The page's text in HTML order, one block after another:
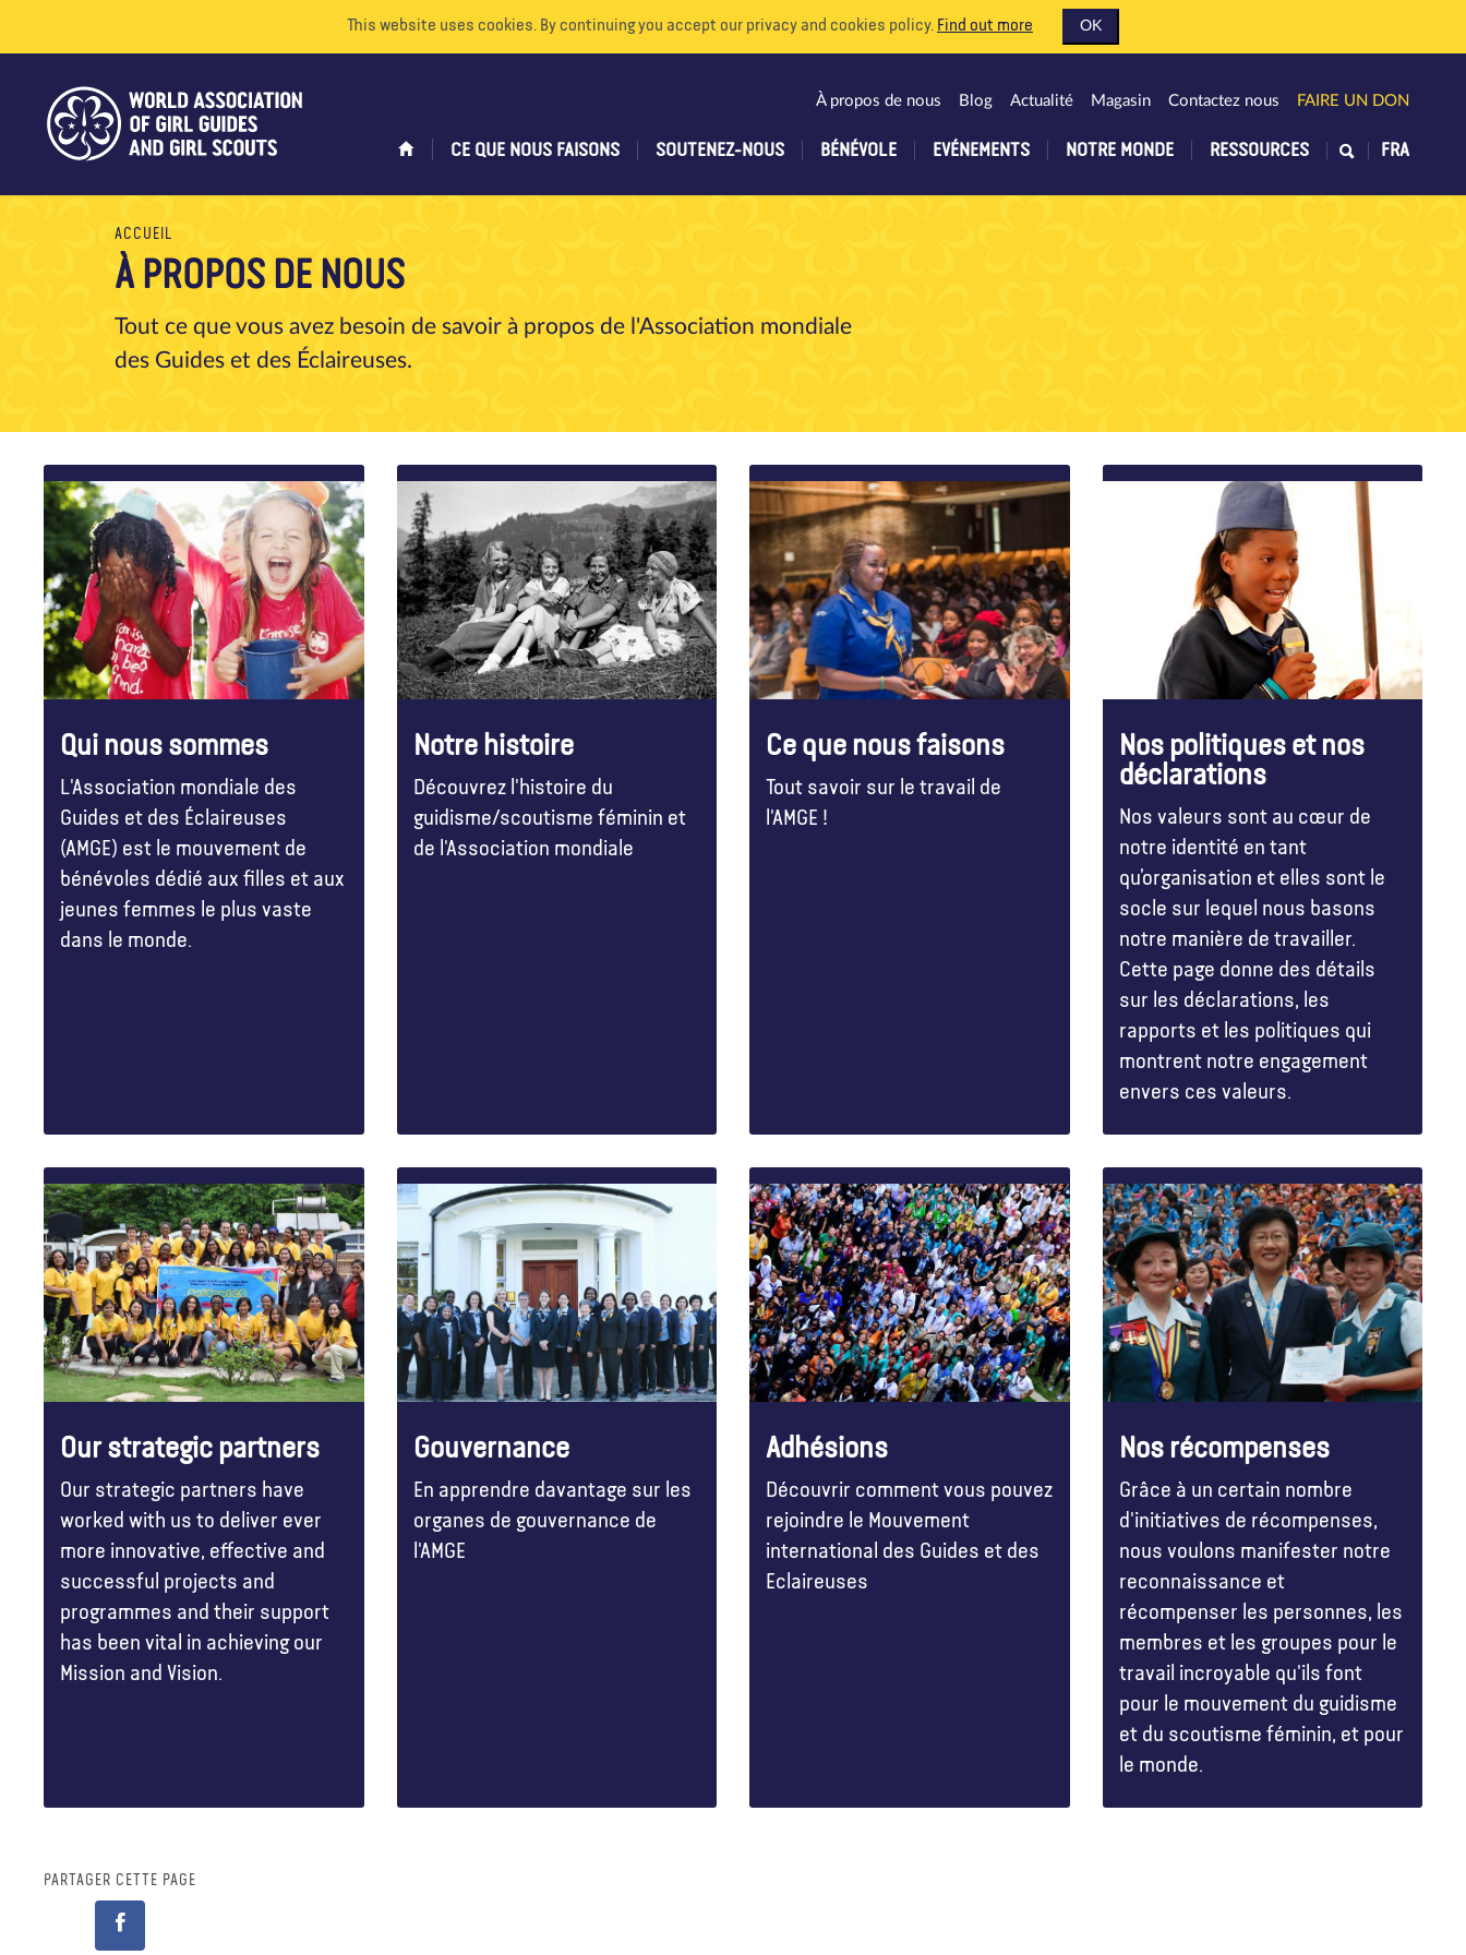
This website uses cookies. By continuing you accept our privacy and cookies policy. Find out more OK
CE QUE NOUS FAISONS SOUTENEZ-NOUS BÉNÉVOLE EVÉNEMENTS NOTRE MONDE RESSOURCES
À propos de nous Blog Actualité Magasin Contactez nous FAIRE UN DON
FRA
ACCUEIL
À PROPOS DE NOUS
Tout ce que vous avez besoin de savoir à propos de l'Association mondiale
des Guides et des Éclaireuses.
Qui nous sommes
L'Association mondiale des
Guides et des Éclaireuses
(AMGE) est le mouvement de
bénévoles dédié aux filles et aux
jeunes femmes le plus vaste
dans le monde.
Notre histoire
Découvrez l'histoire du
guidisme/scoutisme féminin et
de l'Association mondiale
Ce que nous faisons
Tout savoir sur le travail de
l'AMGE !
Nos politiques et nos
déclarations
Nos valeurs sont au cœur de
notre identité en tant
qu’organisation et elles sont le
socle sur lequel nous basons
notre manière de travailler.
Cette page donne des détails
sur les déclarations, les
rapports et les politiques qui
montrent notre engagement
envers ces valeurs.
Our strategic partners
Our strategic partners have
worked with us to deliver ever
more innovative, effective and
successful projects and
programmes and their support
has been vital in achieving our
Mission and Vision.
Gouvernance
En apprendre davantage sur les
organes de gouvernance de
l'AMGE
Adhésions
Découvrir comment vous pouvez
rejoindre le Mouvement
international des Guides et des
Eclaireuses
Nos récompenses
Grâce à un certain nombre
d'initiatives de récompenses,
nous voulons manifester notre
reconnaissance et
récompenser les personnes, les
membres et les groupes pour le
travail incroyable qu'ils font
pour le mouvement du guidisme
et du scoutisme féminin, et pour
le monde.
PARTAGER CETTE PAGE